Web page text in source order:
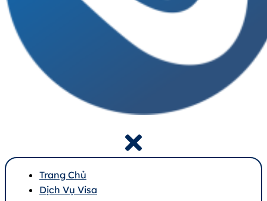
Trang Chủ
Dịch Vụ Visa